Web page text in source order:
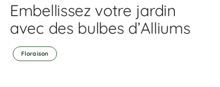
Embellissez votre jardin
avec des bulbes d’Alliums
Floraison